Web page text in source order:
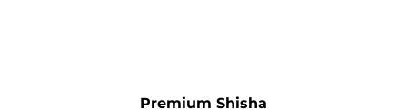
Premium Shisha